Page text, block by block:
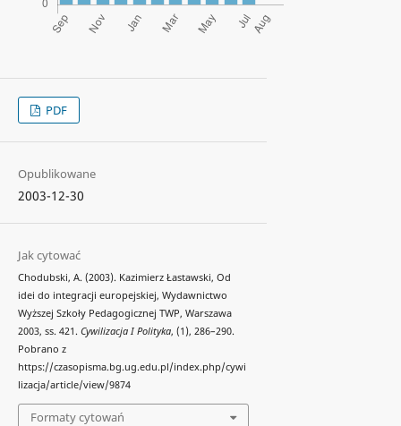
PDF
Opublikowane
2003-12-30
Jak cytować
Chodubski, A. (2003). Kazimierz Łastawski, Od
idei do integracji europejskiej, Wydawnictwo
Wyższej Szkoły Pedagogicznej TWP, Warszawa
2003, ss. 421. Cywilizacja I Polityka, (1), 286–290.
Pobrano z
https://czasopisma.bg.ug.edu.pl/index.php/cywi
lizacja/article/view/9874
Formaty cytowań